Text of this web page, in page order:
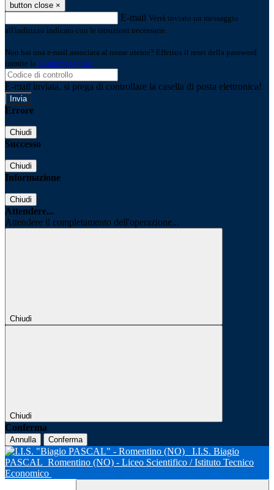
button close ×
E-mail Verrà inviato un messaggio
all'indirizzo indicato con le istruzioni necessarie.
Non hai una e-mail associata al nome utente? Effettua il reset della password
tramite la Login Spaggiari
E-mail inviata, si prega di controllare la casella di posta elettronica!
Errore
Chiudi
Successo
Chiudi
Informazione
Chiudi
Attendere...
Attendere il completamento dell'operazione...
Chiudi
Chiudi
Conferma
Annulla Conferma
I.I.S. Biagio
PASCAL Romentino (NO) - Liceo Scientifico / Istituto Tecnico
Economico